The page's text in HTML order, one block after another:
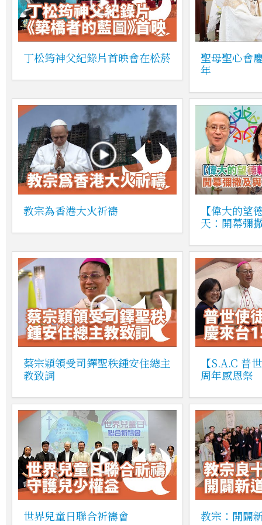
丁松筠神父紀錄片首映會在松菸
聖母聖心會
年
教宗為香港大火祈禱
【偉大的望
天：開幕彌
蔡宗穎領受司鐸聖秩鍾安住總主
教致詞
【S.A.C 普
周年感恩祭
世界兒童日聯合祈禱會 教宗：開闢